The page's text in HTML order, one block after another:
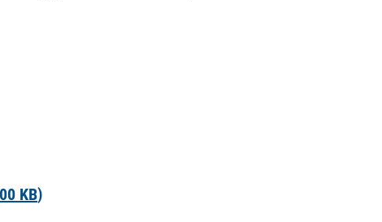
KB)